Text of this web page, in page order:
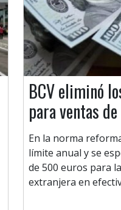
BCV eliminó
para ventas
En la norma
límite anual y se
de 500 euros para
extranjera en